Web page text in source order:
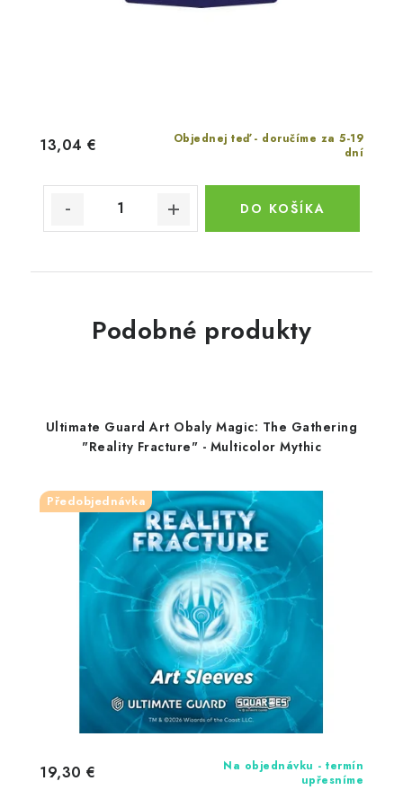
Objednej teď - doručíme za 5-19
dní
13,04 €
DO KOŠÍKA
Podobné produkty
Ultimate Guard Art Obaly Magic: The Gathering
"Reality Fracture" - Multicolor Mythic
Předobjednávka
Na objednávku - termín
upřesníme
19,30 €